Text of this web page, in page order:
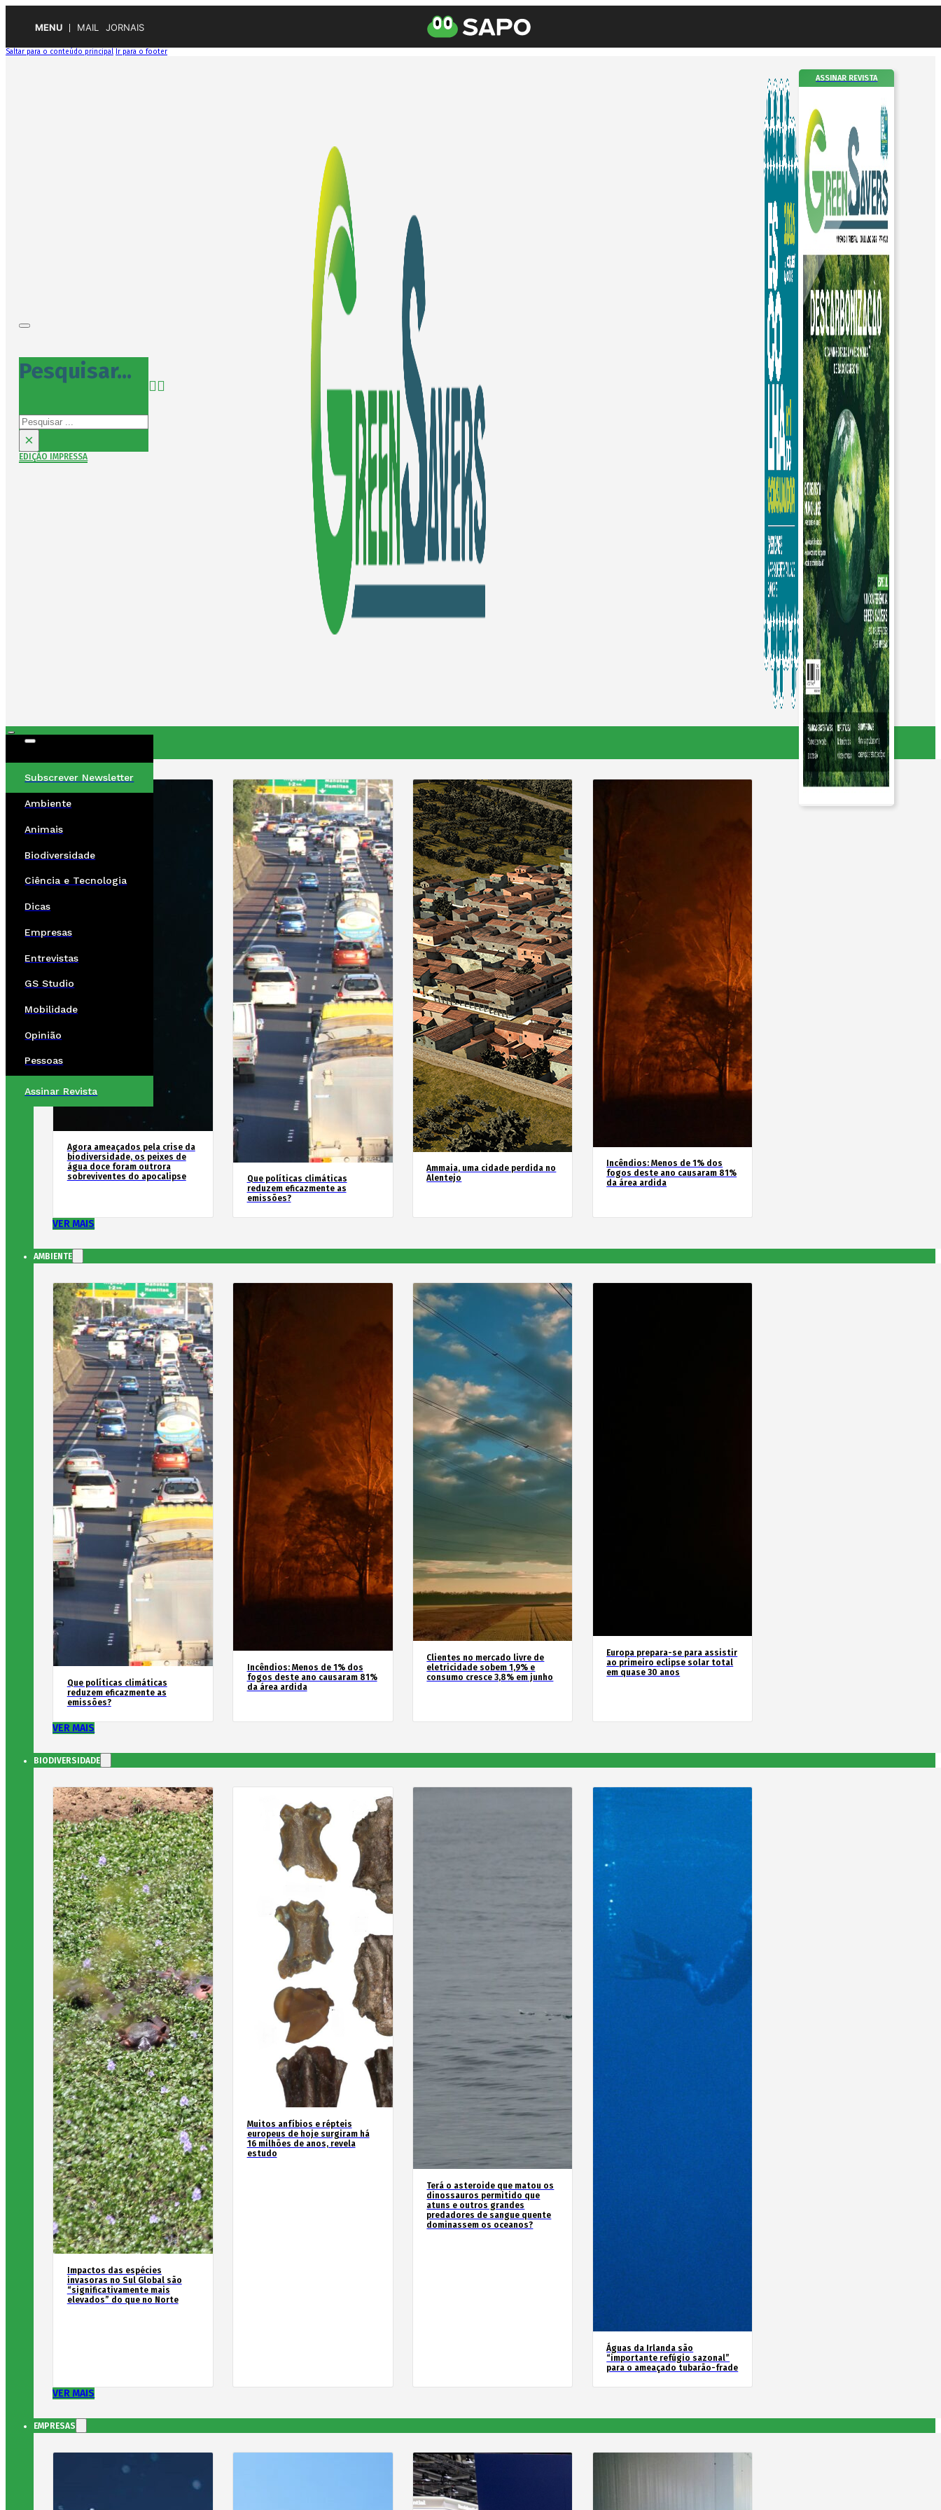
MENU MAIL JORNAIS
Saltar para o conteúdo principal Ir para o footer
Pesquisar...
Pesquisar
×
EDIÇÃO IMPRESSA
ASSINAR REVISTA
Subscrever Newsletter
Ambiente
Animais
Biodiversidade
Ciência e Tecnologia
Dicas
Empresas
Entrevistas
GS Studio
Mobilidade
Opinião
Pessoas
Assinar Revista
Agora ameaçados pela crise da
biodiversidade, os peixes de
água doce foram outrora
sobreviventes do apocalipse
Que políticas climáticas
reduzem eficazmente as
emissões?
Ammaia, uma cidade perdida no
Alentejo
Incêndios: Menos de 1% dos
fogos deste ano causaram 81%
da área ardida
VER MAIS
AMBIENTE
Que políticas climáticas
reduzem eficazmente as
emissões?
Incêndios: Menos de 1% dos
fogos deste ano causaram 81%
da área ardida
Clientes no mercado livre de
eletricidade sobem 1,9% e
consumo cresce 3,8% em junho
Europa prepara-se para assistir
ao primeiro eclipse solar total
em quase 30 anos
VER MAIS
BIODIVERSIDADE
Impactos das espécies
invasoras no Sul Global são
“significativamente mais
elevados” do que no Norte
Muitos anfíbios e répteis
europeus de hoje surgiram há
16 milhões de anos, revela
estudo
Terá o asteroide que matou os
dinossauros permitido que
atuns e outros grandes
predadores de sangue quente
dominassem os oceanos?
Águas da Irlanda são
“importante refúgio sazonal”
para o ameaçado tubarão-frade
VER MAIS
EMPRESAS